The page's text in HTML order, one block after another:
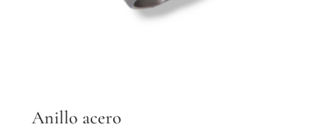
Anillo acero